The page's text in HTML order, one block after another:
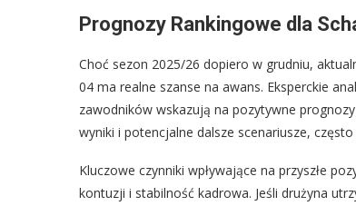
Prognozy Rankingowe dla
Choć sezon 2025/26 dopiero w grudniu,
04 ma realne szanse na awans. Eksperckie
zawodników wskazują na pozytywne
wyniki i potencjalne dalsze scenariusze,
Kluczowe czynniki wpływające na przyszłe
kontuzji i stabilność kadrowa. Jeśli drużyna